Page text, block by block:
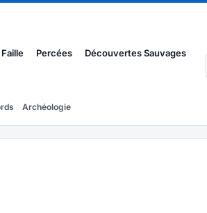
Percées Découvertes Sauvages
Archéologie